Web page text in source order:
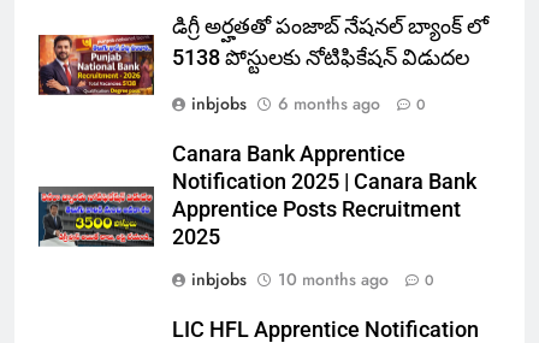
డిగ్రీ అర్హతతో పంజాబ్ నేషనల్ బ్యాంక్ లో
5138 పోస్టులకు నోటిఫికేషన్ విడుదల
inbjobs
6 months ago 0
Canara Bank Apprentice
Notification 2025 | Canara Bank
Apprentice Posts Recruitment
2025
inbjobs
10 months ago 0
LIC HFL Apprentice Notification